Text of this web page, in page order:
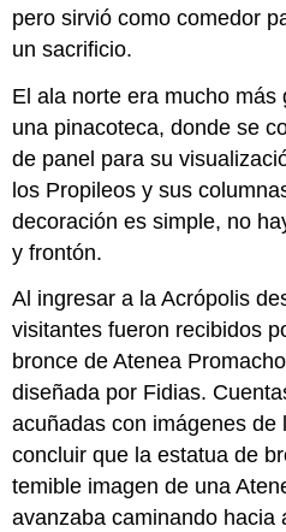
pero sirvió como comedor
un sacrificio.
El ala norte era mucho más
una pinacoteca, donde se
de panel para su
los Propileos y sus
decoración es simple, no
y frontón.
Al ingresar a la Acrópolis
visitantes fueron recibidos
bronce de Atenea
diseñada por Fidias.
acuñadas con imágenes de
concluir que la estatua de
temible imagen de una
avanzaba caminando hacia